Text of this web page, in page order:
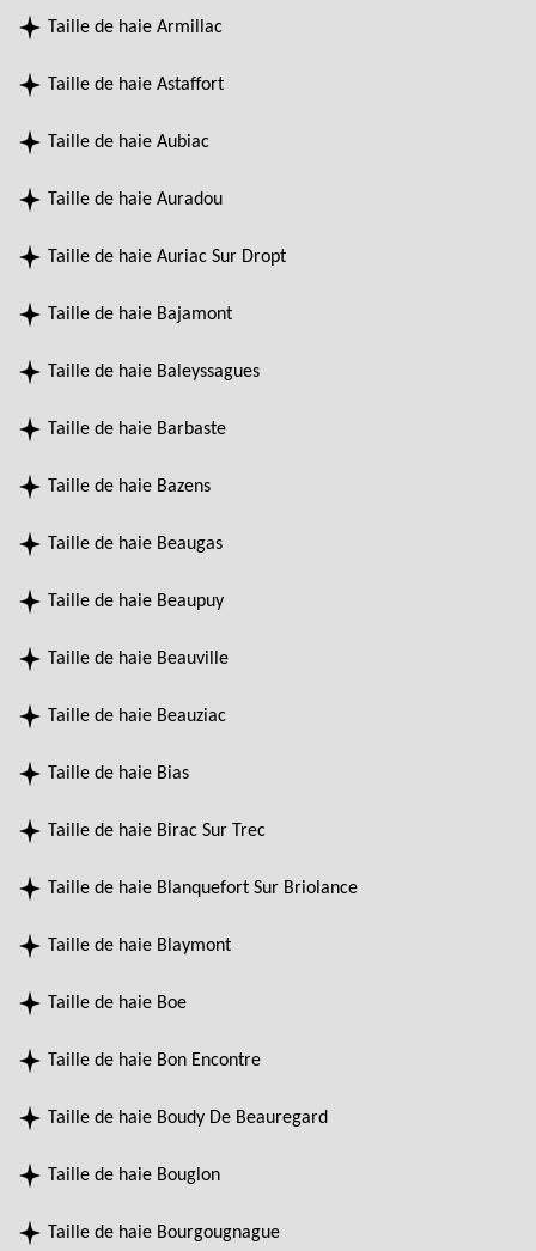
Taille de haie Armillac
Taille de haie Astaffort
Taille de haie Aubiac
Taille de haie Auradou
Taille de haie Auriac Sur Dropt
Taille de haie Bajamont
Taille de haie Baleyssagues
Taille de haie Barbaste
Taille de haie Bazens
Taille de haie Beaugas
Taille de haie Beaupuy
Taille de haie Beauville
Taille de haie Beauziac
Taille de haie Bias
Taille de haie Birac Sur Trec
Taille de haie Blanquefort Sur Briolance
Taille de haie Blaymont
Taille de haie Boe
Taille de haie Bon Encontre
Taille de haie Boudy De Beauregard
Taille de haie Bouglon
Taille de haie Bourgougnague